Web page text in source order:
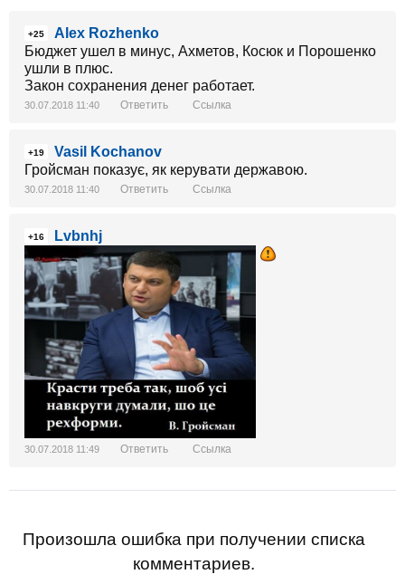
+25
Alex Rozhenko
Бюджет ушел в минус, Ахметов, Косюк и Порошенко
ушли в плюс.
Закон сохранения денег работает.
30.07.2018 11:40 Ответить Ссылка
+19
Vasil Kochanov
Гройсман показує, як керувати державою.
30.07.2018 11:40 Ответить Ссылка
+16 Lvbnhj
30.07.2018 11:49 Ответить Ссылка
Произошла ошибка при получении списка
комментариев.